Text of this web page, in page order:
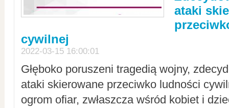
ataki
cywilnej
2022-03-15 16:00:01
Głęboko poruszeni tragedią wojny,
ataki skierowane przeciwko ludności
ogrom ofiar, zwłaszcza wśród kobiet i